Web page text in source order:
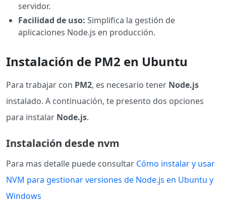
servidor.
Facilidad de uso: Simplifica la gestión de
aplicaciones Node.js en producción.
Instalación de PM2 en Ubuntu
Para trabajar con PM2, es necesario tener Node.js
instalado. A continuación, te presento dos opciones
para instalar Node.js.
Instalación desde nvm
Para mas detalle puede consultar Cómo instalar y usar
NVM para gestionar versiones de Node.js en Ubuntu y
Windows